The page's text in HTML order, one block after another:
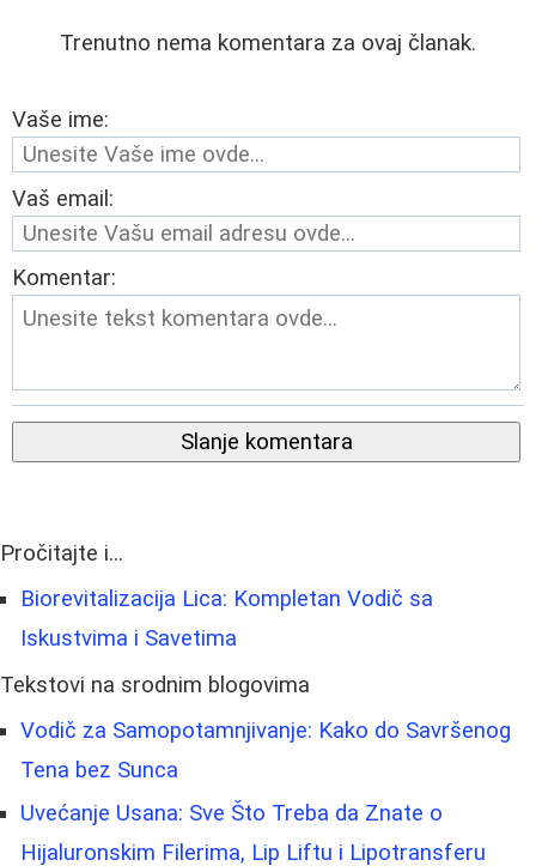
Trenutno nema komentara za ovaj članak.
Vaše ime:
Vaš email:
Komentar:
Slanje komentara
Pročitajte i...
Biorevitalizacija Lica: Kompletan Vodič sa
Iskustvima i Savetima
Tekstovi na srodnim blogovima
Vodič za Samopotamnjivanje: Kako do Savršenog
Tena bez Sunca
Uvećanje Usana: Sve Što Treba da Znate o
Hijaluronskim Filerima, Lip Liftu i Lipotransferu